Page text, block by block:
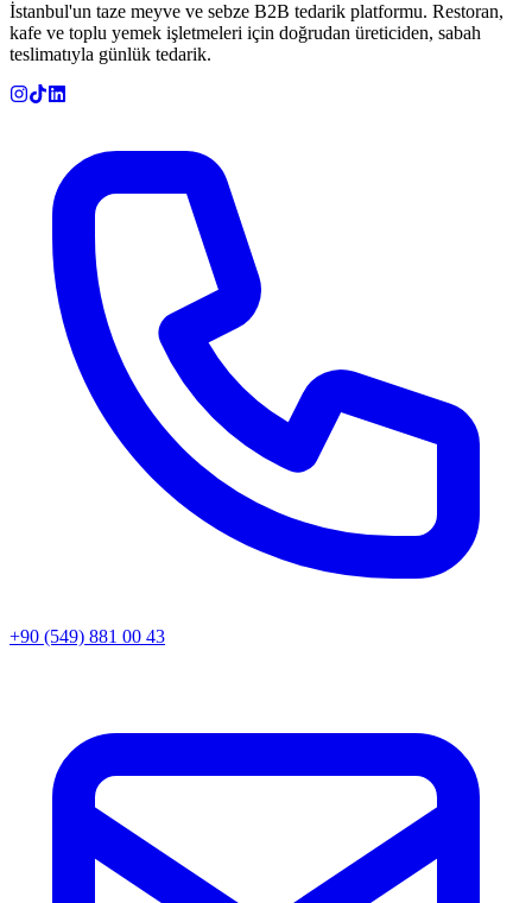
İstanbul'un taze meyve ve sebze B2B tedarik platformu. Restoran,
kafe ve toplu yemek işletmeleri için doğrudan üreticiden, sabah
teslimatıyla günlük tedarik.
+90 (549) 881 00 43